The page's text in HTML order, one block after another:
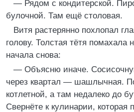
— Рядом с кондитерской.
булочной. Там ещё столовая.
Витя растерянно похлопал
голову. Толстая тётя помахала
начала снова:
— Объясню иначе.
через квартал — шашлычная.
котлетной, а там недалеко до
Свернёте к кулинарии, которая